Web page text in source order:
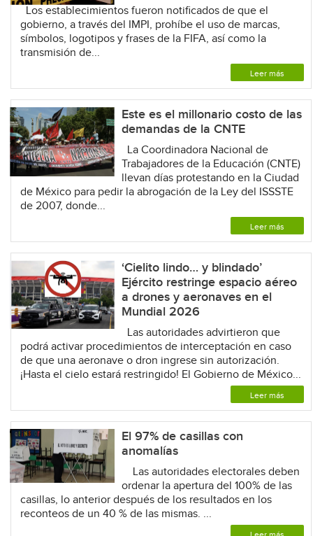
Los establecimientos fueron notificados de que el
gobierno, a través del IMPI, prohíbe el uso de marcas,
símbolos, logotipos y frases de la FIFA, así como la
transmisión de...
Leer más
Este es el millonario costo de las
demandas de la CNTE
La Coordinadora Nacional de
Trabajadores de la Educación (CNTE)
llevan días protestando en la Ciudad
de México para pedir la abrogación de la Ley del ISSSTE
de 2007, donde...
Leer más
‘Cielito lindo… y blindado’
Ejército restringe espacio aéreo
a drones y aeronaves en el
Mundial 2026
Las autoridades advirtieron que
podrá activar procedimientos de interceptación en caso
de que una aeronave o dron ingrese sin autorización.
¡Hasta el cielo estará restringido! El Gobierno de México...
Leer más
El 97% de casillas con
anomalías
Las autoridades electorales deben
ordenar la apertura del 100% de las
casillas, lo anterior después de los resultados en los
reconteos de un 40 % de las mismas. ...